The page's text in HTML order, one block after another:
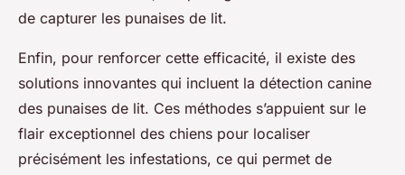
de capturer les punaises de lit.
Enfin, pour renforcer cette efficacité, il existe des
solutions innovantes qui incluent la détection canine
des punaises de lit. Ces méthodes s’appuient sur le
flair exceptionnel des chiens pour localiser
précisément les infestations, ce qui permet de